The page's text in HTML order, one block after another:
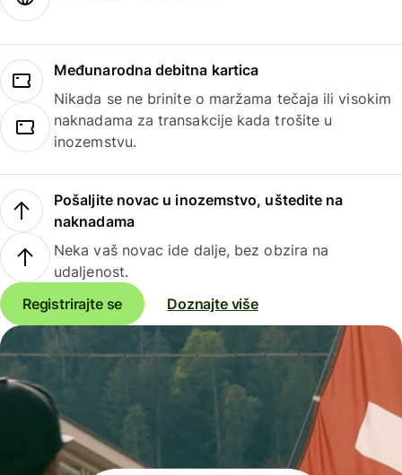
Međunarodna debitna kartica
Nikada se ne brinite o maržama tečaja ili visokim
naknadama za transakcije kada trošite u
inozemstvu.
Pošaljite novac u inozemstvo, uštedite na
naknadama
Neka vaš novac ide dalje, bez obzira na
udaljenost.
Registrirajte se
Doznajte više